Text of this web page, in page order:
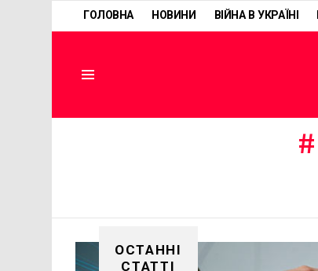
ГОЛОВНА НОВИНИ ВІЙНА В УКРАЇНІ
ОСТАННІ
СТАТТІ